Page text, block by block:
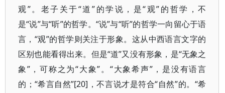
观”。老子关于“道”的学说，是“观”的哲学，不
是“说”与“听”的哲学。“说”与“听”的哲学一向留心于语
言，“观”的哲学则关注于形象。这从中西语言文字的
区别也能看得出来。但是“道”又没有形象，是“无象之
象”，可称之为“大象”。“大象希声”，是没有语言
的；“希言自然”[20]，不言说才是符合“自然”的。“希